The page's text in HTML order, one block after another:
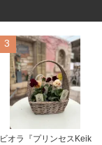
3
ビオラ『プリンセスKeik